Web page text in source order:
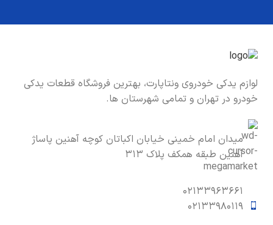
لوازم یدکی خودروی ونتاپارت، بهترین فروشگاه قطعات یدکی
خودرو در تهران و تمامی شهرستان ها.
میدان امام خمینی خیابان اکباتان کوچه آهنین پاساژ
آهنین طبقه همکف پلاک ۳۱۳
۰۲۱۳۳۹۶۳۶۶۱
۰۲۱۳۳۹۸۰۱۱۹